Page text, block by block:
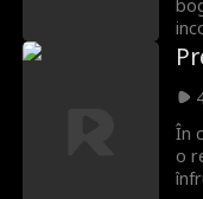
În
o